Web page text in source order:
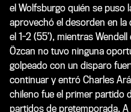
el Wolfsburgo quién se puso
aprovechó el desorden en la
el 1-2 (55’), mientras
Özcan no tuvo ninguna
golpeado con un disparo
continuar y entró Charles
chileno fue el primer partido
partidos de pretemporada. A